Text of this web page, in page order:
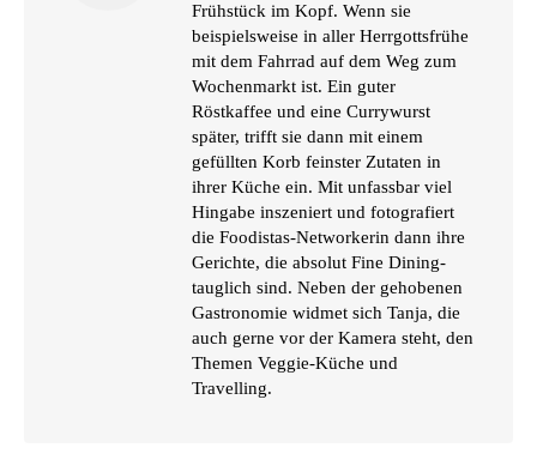
Frühstück im Kopf. Wenn sie
beispielsweise in aller Herrgottsfrühe
mit dem Fahrrad auf dem Weg zum
Wochenmarkt ist. Ein guter
Röstkaffee und eine Currywurst
später, trifft sie dann mit einem
gefüllten Korb feinster Zutaten in
ihrer Küche ein. Mit unfassbar viel
Hingabe inszeniert und fotografiert
die Foodistas-Networkerin dann ihre
Gerichte, die absolut Fine Dining-
tauglich sind. Neben der gehobenen
Gastronomie widmet sich Tanja, die
auch gerne vor der Kamera steht, den
Themen Veggie-Küche und
Travelling.